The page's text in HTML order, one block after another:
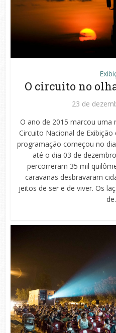
O circuito no
23 de
O ano de 2015 marcou uma
Circuito Nacional de
programação começou no
até o dia 03 de
percorreram 35 mil
caravanas desbravaram
jeitos de ser e de viver. Os